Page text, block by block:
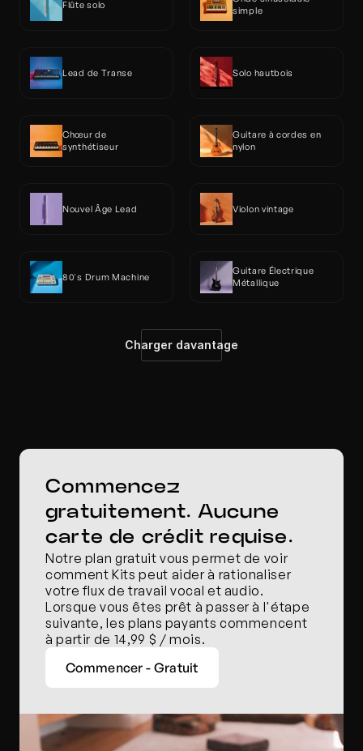
Flûte solo
simple
Lead de Transe Solo hautbois
Chœur de
synthétiseur
Guitare à cordes en
nylon
Nouvel Âge Lead Violon vintage
80's Drum Machine
Guitare Électrique
Métallique
Charger davantage
Commencez
gratuitement. Aucune
carte de crédit requise.
Notre plan gratuit vous permet de voir
comment Kits peut aider à rationaliser
votre flux de travail vocal et audio.
Lorsque vous êtes prêt à passer à l'étape
suivante, les plans payants commencent
à partir de 14,99 $ / mois.
Commencer - Gratuit